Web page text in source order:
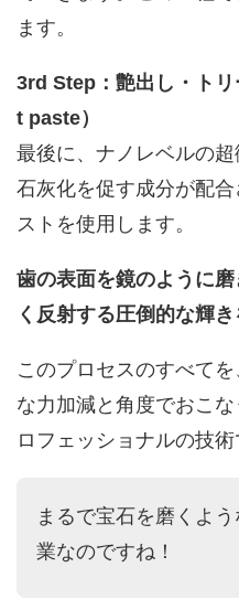
ます。
3rd Step：艶出し・ト
t paste）
最後に、ナノレベルの
石灰化を促す成分が配
ストを使用します。
歯の表面を鏡のように
く反射する圧倒的な輝き
このプロセスのすべて
な力加減と角度でおこ
ロフェッショナルの技術
まるで宝石を磨くよ
業なのですね！